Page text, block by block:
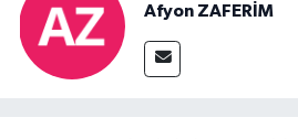
Afyon ZAFERİM